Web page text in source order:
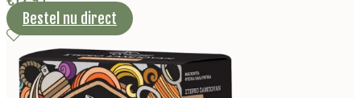
Bestel nu direct